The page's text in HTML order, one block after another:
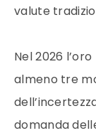
valute
Nel 2026
almeno tre
domanda